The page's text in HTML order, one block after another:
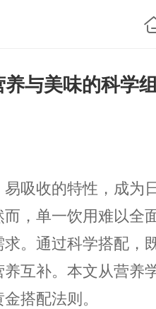
与美味的科学组
吸收的特性，成为
，单一饮用难以全
。通过科学搭配，
互补。本文从营养
搭配法则。